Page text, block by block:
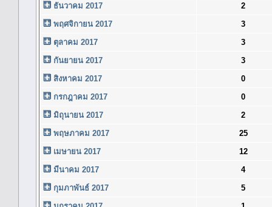
ธันวาคม 2017
2
พฤศจิกายน 2017
3
ตุลาคม 2017
3
กันยายน 2017
3
สิงหาคม 2017
0
กรกฎาคม 2017
0
มิถุนายน 2017
2
พฤษภาคม 2017
25
เมษายน 2017
12
มีนาคม 2017
4
กุมภาพันธ์ 2017
5